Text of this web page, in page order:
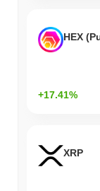
+17.41%
XRP